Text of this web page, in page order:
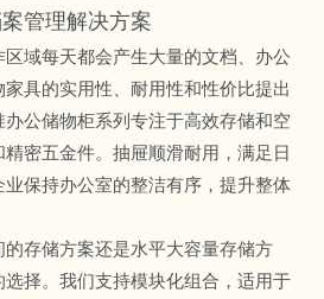
管理解决方案
域每天都会产生大量的文档、办公
具的实用性、耐用性和性价比提出
公储物柜系列专注于高效存储和空
密五金件。抽屉顺滑耐用，满足日
保持办公室的整洁有序，提升整体
存储方案还是水平大容量存储方
择。我们支持模块化组合，适用于